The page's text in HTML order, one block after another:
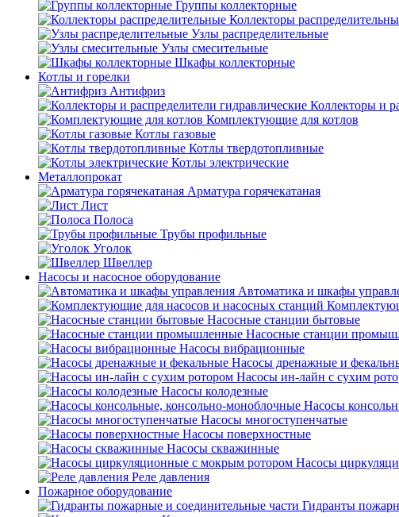
Группы коллекторные
Коллекторы
Узлы распределительные
Узлы смесительные
Шкафы коллекторные
Котлы и горелки
Антифриз
Коллекторы и
Комплектующие для котлов
Котлы газовые
Котлы твердотопливные
Котлы электрические
Металлопрокат
Арматура горячекатаная
Лист
Полоса
Трубы профильные
Уголок
Швеллер
Насосы и насосное оборудование
Автоматика и шкафы
Насосные станции бытовые
Насосные станции
Насосы вибрационные
Насосы дренажные и
Насосы ин-лайн с сухим
Насосы колодезные
Насосы
Насосы многоступенчатые
Насосы поверхностные
Насосы скважинные
Насосы
Реле давления
Пожарное оборудование
Гидранты